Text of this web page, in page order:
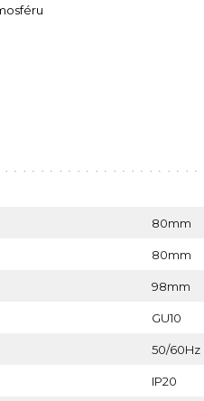
80mm
80mm
98mm
GU10
50/60Hz
IP20